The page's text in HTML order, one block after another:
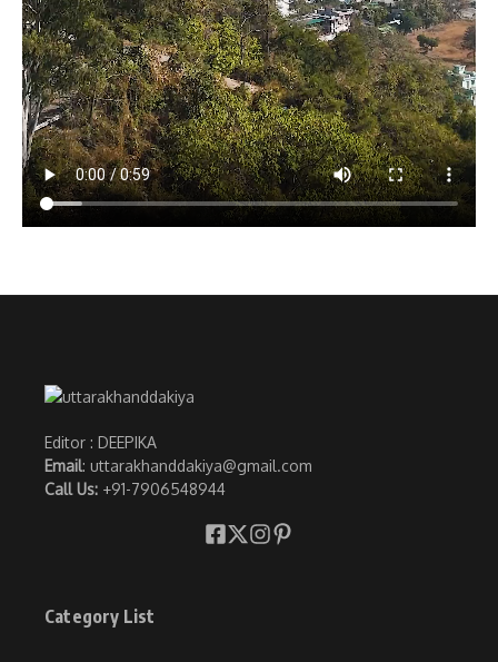
Editor : DEEPIKA
Email: uttarakhanddakiya@gmail.com
Call Us: +91-7906548944
Category List